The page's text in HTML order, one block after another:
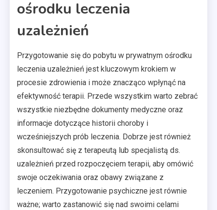
ośrodku leczenia
uzależnień
Przygotowanie się do pobytu w prywatnym ośrodku
leczenia uzależnień jest kluczowym krokiem w
procesie zdrowienia i może znacząco wpłynąć na
efektywność terapii. Przede wszystkim warto zebrać
wszystkie niezbędne dokumenty medyczne oraz
informacje dotyczące historii choroby i
wcześniejszych prób leczenia. Dobrze jest również
skonsultować się z terapeutą lub specjalistą ds.
uzależnień przed rozpoczęciem terapii, aby omówić
swoje oczekiwania oraz obawy związane z
leczeniem. Przygotowanie psychiczne jest równie
ważne; warto zastanowić się nad swoimi celami